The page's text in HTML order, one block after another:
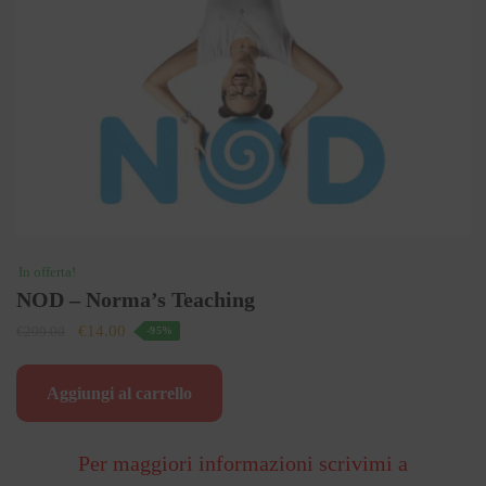
In offerta!
NOD – Norma’s Teaching
Il
era:
€14.00
è:
-95%
Aggiungi al carrello
Per maggiori informazioni scrivimi a